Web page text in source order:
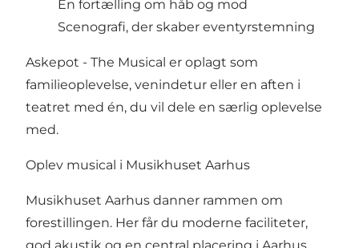
En fortælling om håb og mod
Scenografi, der skaber eventyrstemning
Askepot - The Musical er oplagt som
familieoplevelse, venindetur eller en aften i
teatret med én, du vil dele en særlig oplevelse
med.
Oplev musical i Musikhuset Aarhus
Musikhuset Aarhus danner rammen om
forestillingen. Her får du moderne faciliteter,
god akustik og en central placering i Aarhus.